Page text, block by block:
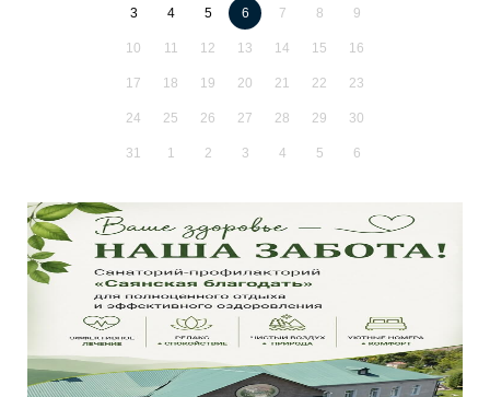
3 4 5 6 7 8 9
10 11 12 13 14 15 16
17 18 19 20 21 22 23
24 25 26 27 28 29 30
31 1 2 3 4 5 6